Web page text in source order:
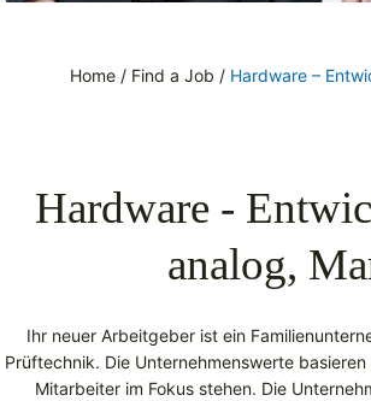
Home / Find a Job / Hardware –
Hardware -
analog,
Ihr neuer Arbeitgeber ist ein
Prüftechnik. Die Unternehmenswerte
Mitarbeiter im Fokus stehen. Die